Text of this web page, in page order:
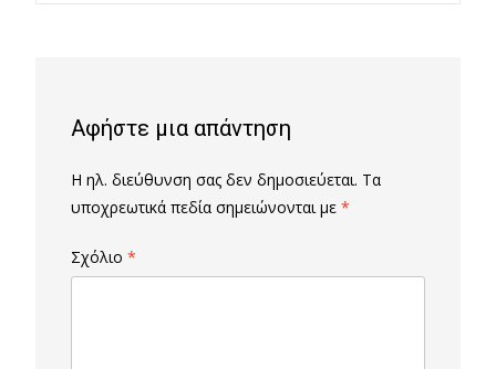
Αφήστε μια απάντηση
Η ηλ. διεύθυνση σας δεν δημοσιεύεται. Τα
υποχρεωτικά πεδία σημειώνονται με *
Σχόλιο *